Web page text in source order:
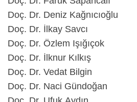
Doç. Dr. Deniz Kağnıcıoğlu
Doç. Dr. İlkay Savcı
Doç. Dr. Özlem Işığıçok
Doç. Dr. İlknur Kılkış
Doç. Dr. Vedat Bilgin
Doç. Dr. Naci Gündoğan